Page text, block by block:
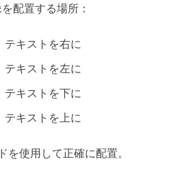
配置する場所：
テキストを右に
テキストを左に
テキストを下に
テキストを上に
を使用して正確に配置。